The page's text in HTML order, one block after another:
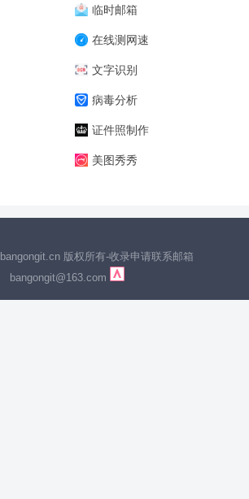
临时邮箱
在线测网速
文字识别
病毒分析
证件照制作
美图秀秀
版权所有-收录申请联系邮箱
bangongit@163.com